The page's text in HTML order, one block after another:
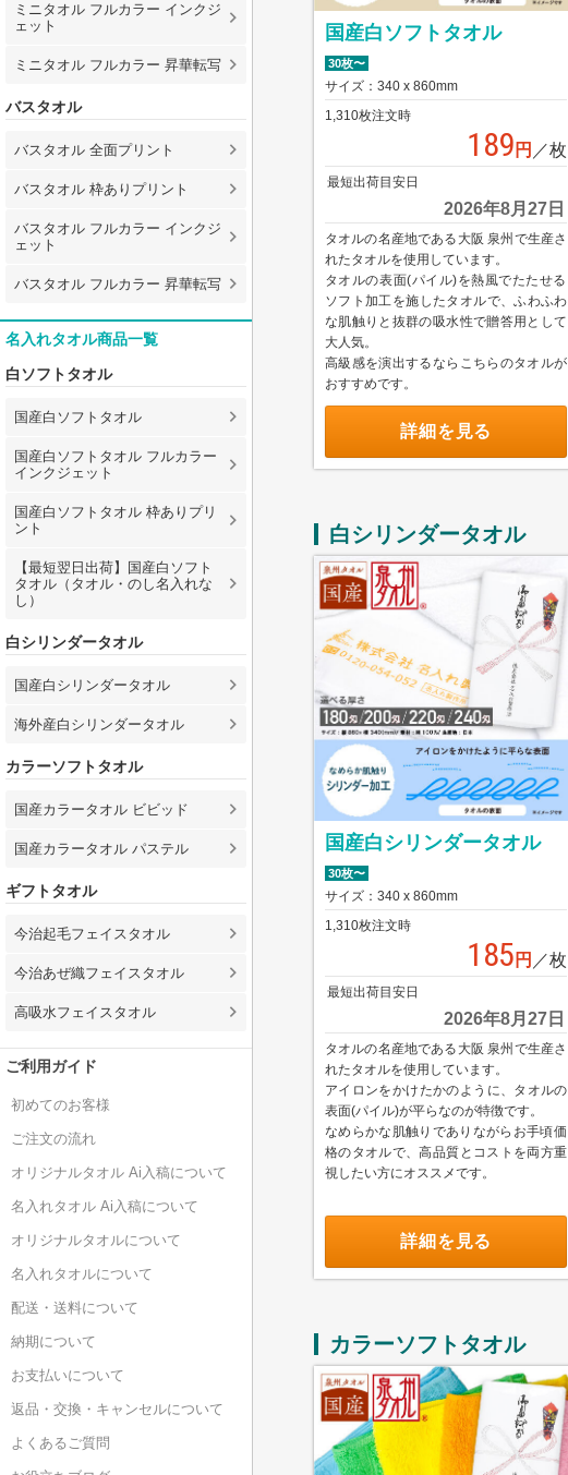
ミニタオル フルカラー インクジ
ェット
ミニタオル フルカラー 昇華転写
バスタオル
バスタオル 全面プリント
バスタオル 枠ありプリント
バスタオル フルカラー インクジ
ェット
バスタオル フルカラー 昇華転写
名入れタオル商品一覧
白ソフトタオル
国産白ソフトタオル
国産白ソフトタオル フルカラー
インクジェット
国産白ソフトタオル 枠ありプリ
ント
【最短翌日出荷】国産白ソフト
タオル（タオル・のし名入れな
し）
白シリンダータオル
国産白シリンダータオル
海外産白シリンダータオル
カラーソフトタオル
国産カラータオル ビビッド
国産カラータオル パステル
ギフトタオル
今治起毛フェイスタオル
今治あぜ織フェイスタオル
高吸水フェイスタオル
ご利用ガイド
初めてのお客様
ご注文の流れ
オリジナルタオル Ai入稿について
名入れタオル Ai入稿について
オリジナルタオルについて
名入れタオルについて
配送・送料について
納期について
お支払いについて
返品・交換・キャンセルについて
よくあるご質問
国産白ソフトタオル
30枚〜
サイズ：340 x 860mm
1,310枚注文時
189 円 ／枚
最短出荷目安日
2026年8月27日
タオルの名産地である大阪 泉州で生産さ
れたタオルを使用しています。
タオルの表面(パイル)を熱風でたたせる
ソフト加工を施したタオルで、ふわふわ
な肌触りと抜群の吸水性で贈答用として
大人気。
高級感を演出するならこちらのタオルが
おすすめです。
詳細を見る
白シリンダータオル
国産白シリンダータオル
30枚〜
サイズ：340 x 860mm
1,310枚注文時
185 円 ／枚
最短出荷目安日
2026年8月27日
タオルの名産地である大阪 泉州で生産さ
れたタオルを使用しています。
アイロンをかけたかのように、タオルの
表面(パイル)が平らなのが特徴です。
なめらかな肌触りでありながらお手頃価
格のタオルで、高品質とコストを両方重
視したい方にオススメです。
詳細を見る
カラーソフトタオル